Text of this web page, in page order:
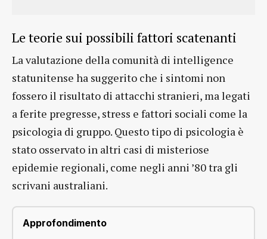
Le teorie sui possibili fattori scatenanti
La valutazione della comunità di intelligence
statunitense ha suggerito che i sintomi non
fossero il risultato di attacchi stranieri, ma legati
a ferite pregresse, stress e fattori sociali come la
psicologia di gruppo. Questo tipo di psicologia è
stato osservato in altri casi di misteriose
epidemie regionali, come negli anni ’80 tra gli
scrivani australiani.
Approfondimento